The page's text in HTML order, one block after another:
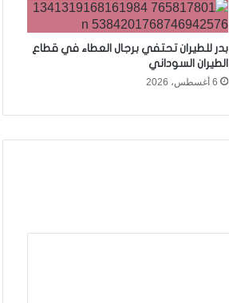
بدر للطيران تحتفي برجال العطاء في قطاع
الطيران السوداني
6 أغسطس، 2026